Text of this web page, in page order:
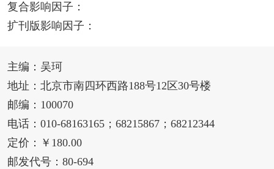
复合影响因子：
扩刊版影响因子：
主编：吴珂
地址：北京市南四环西路188号12区30号楼
邮编：100070
电话：010-68163165；68215867；68212344
定价：￥180.00
邮发代号：80-694